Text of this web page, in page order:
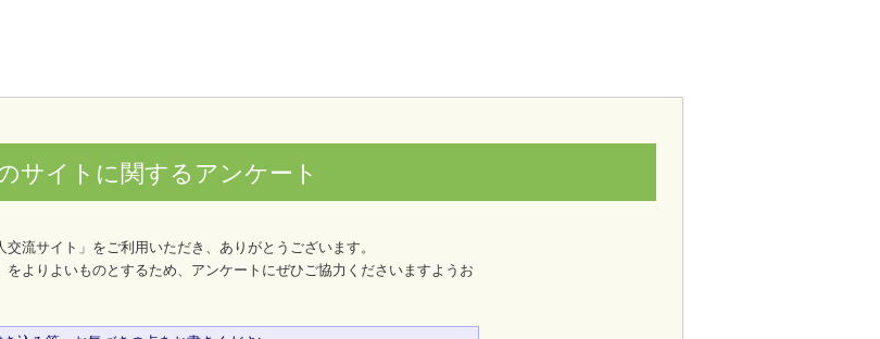
サイトに関するアンケート
流サイト」をご利用いただき、ありがとうございます。
をよりよいものとするため、アンケートにぜひご協力くださいますようお